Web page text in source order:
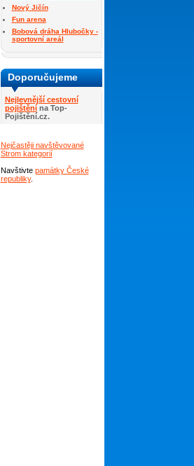
Nový Jičín
Fun arena
Bobová dráha Hlubočky -
sportovní areál
Doporučujeme
Nejlevnější cestovní
pojištěnína Top-
Pojištění.cz.
Nejčastěji navštěvované
Strom kategorií
Navštivte památky České
republiky.